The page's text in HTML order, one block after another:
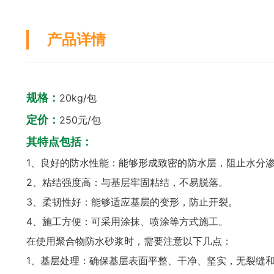
产品详情
规格： 20kg/包
定价： 250元/包
其特点包括：
1、良好的防水性能：能够形成致密的防水层，阻止水分渗
2、粘结强度高：与基层牢固粘结，不易脱落。
3、柔韧性好：能够适应基层的变形，防止开裂。
4、施工方便：可采用涂抹、喷涂等方式施工。
在使用聚合物防水砂浆时，需要注意以下几点：
1、基层处理：确保基层表面平整、干净、坚实，无裂缝和